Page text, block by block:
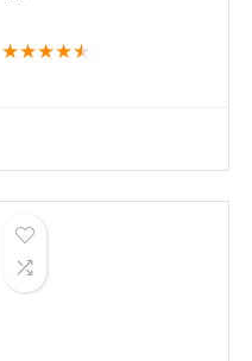
★★★★★